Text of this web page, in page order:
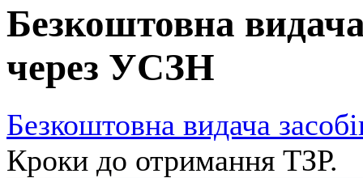
Безкоштовна видача
через УСЗН
Безкоштовна видача
Кроки до отримання ТЗР.